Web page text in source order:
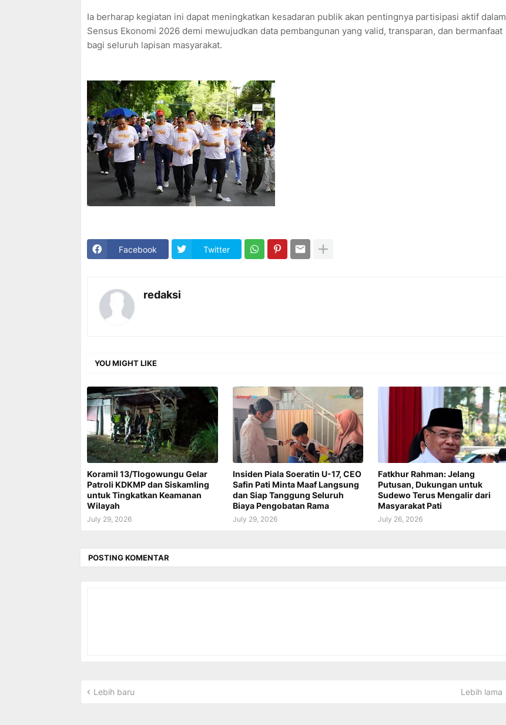
Ia berharap kegiatan ini dapat meningkatkan kesadaran publik akan pentingnya partisipasi aktif dalam
Sensus Ekonomi 2026 demi mewujudkan data pembangunan yang valid, transparan, dan bermanfaat
bagi seluruh lapisan masyarakat.
Facebook Twitter
redaksi
YOU MIGHT LIKE
Koramil 13/Tlogowungu Gelar
Patroli KDKMP dan Siskamling
untuk Tingkatkan Keamanan
Wilayah
July 29, 2026
Insiden Piala Soeratin U-17, CEO
Safin Pati Minta Maaf Langsung
dan Siap Tanggung Seluruh
Biaya Pengobatan Rama
July 29, 2026
Fatkhur Rahman: Jelang
Putusan, Dukungan untuk
Sudewo Terus Mengalir dari
Masyarakat Pati
July 26, 2026
POSTING KOMENTAR
Lebih baru Lebih lama